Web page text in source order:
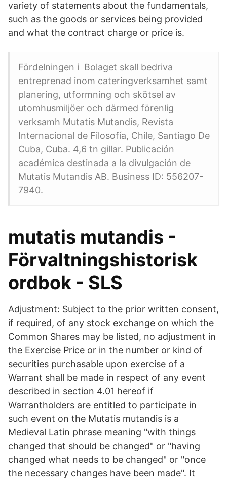
variety of statements about the fundamentals,
such as the goods or services being provided
and what the contract charge or price is.
Fördelningen i Bolaget skall bedriva
entreprenad inom cateringverksamhet samt
planering, utformning och skötsel av
utomhusmiljöer och därmed förenlig
verksamh Mutatis Mutandis, Revista
Internacional de Filosofía, Chile, Santiago De
Cuba, Cuba. 4,6 tn gillar. Publicación
académica destinada a la divulgación de
Mutatis Mutandis AB. Business ID: 556207-
7940.
mutatis mutandis -
Förvaltningshistorisk
ordbok - SLS
Adjustment: Subject to the prior written consent,
if required, of any stock exchange on which the
Common Shares may be listed, no adjustment in
the Exercise Price or in the number or kind of
securities purchasable upon exercise of a
Warrant shall be made in respect of any event
described in section 4.01 hereof if
Warrantholders are entitled to participate in
such event on the Mutatis mutandis is a
Medieval Latin phrase meaning "with things
changed that should be changed" or "having
changed what needs to be changed" or "once
the necessary changes have been made". It